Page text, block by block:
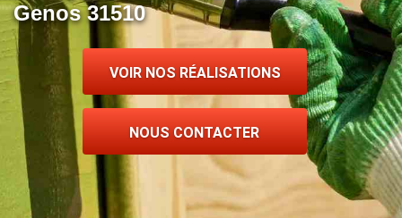
Genos 31510
VOIR NOS RÉALISATIONS
NOUS CONTACTER